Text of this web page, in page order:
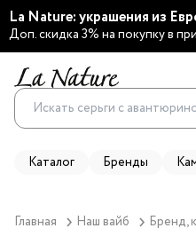
La Nature: украшения из
Доп. скидка 3% на покупку в
Каталог Бренды
Главная Наш вайб Бренд,